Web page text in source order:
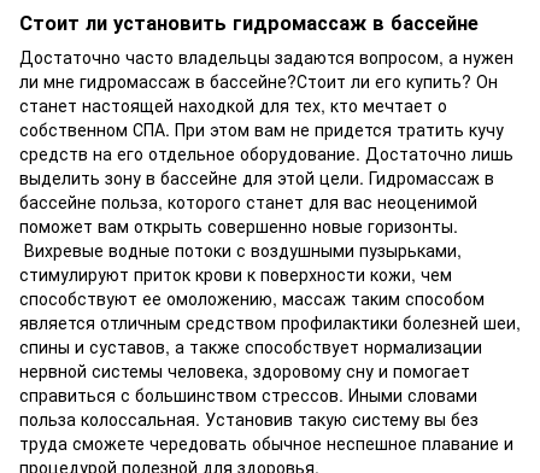
Стоит ли установить гидромассаж в бассейне
Достаточно часто владельцы задаются вопросом, а нужен
ли мне гидромассаж в бассейне?Стоит ли его купить? Он
станет настоящей находкой для тех, кто мечтает о
собственном СПА. При этом вам не придется тратить кучу
средств на его отдельное оборудование. Достаточно лишь
выделить зону в бассейне для этой цели. Гидромассаж в
бассейне польза, которого станет для вас неоценимой
поможет вам открыть совершенно новые горизонты.
Вихревые водные потоки с воздушными пузырьками,
стимулируют приток крови к поверхности кожи, чем
способствуют ее омоложению, массаж таким способом
является отличным средством профилактики болезней шеи,
спины и суставов, а также способствует нормализации
нервной системы человека, здоровому сну и помогает
справиться с большинством стрессов. Иными словами
польза колоссальная. Установив такую систему вы без
труда сможете чередовать обычное неспешное плавание и
процедурой полезной для здоровья.